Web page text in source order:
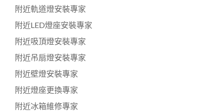
附近軌道燈安裝專家
附近LED燈座安裝專家
附近吸頂燈安裝專家
附近吊扇燈安裝專家
附近壁燈安裝專家
附近燈座更換專家
附近冰箱維修專家